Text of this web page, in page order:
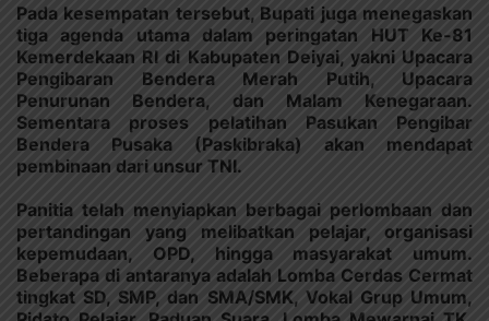
Pada kesempatan tersebut, Bupati juga menegaskan
tiga agenda utama dalam peringatan HUT Ke-81
Kemerdekaan RI di Kabupaten Deiyai, yakni Upacara
Pengibaran Bendera Merah Putih, Upacara
Penurunan Bendera, dan Malam Kenegaraan.
Sementara proses pelatihan Pasukan Pengibar
Bendera Pusaka (Paskibraka) akan mendapat
pembinaan dari unsur TNI.
Panitia telah menyiapkan berbagai perlombaan dan
pertandingan yang melibatkan pelajar, organisasi
kepemudaan, OPD, hingga masyarakat umum.
Beberapa di antaranya adalah Lomba Cerdas Cermat
tingkat SD, SMP, dan SMA/SMK, Vokal Grup Umum,